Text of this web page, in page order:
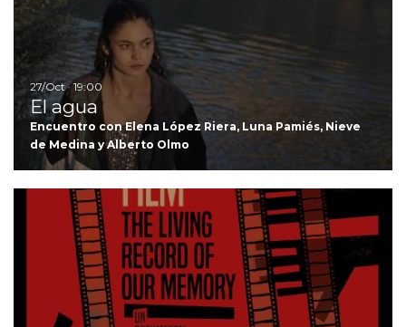
27/Oct · 19:00
El agua
Encuentro con Elena López Riera, Luna Pamiés, Nieve
de Medina y Alberto Olmo